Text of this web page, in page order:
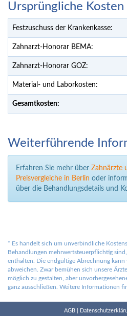
Ursprüngliche Kosten
Festzuschuss der Krankenkasse:
Zahnarzt-Honorar BEMA:
Zahnarzt-Honorar GOZ:
Material- und Laborkosten:
Gesamtkosten:
Weiterführende
Erfahren Sie mehr über Zahnärzte
Preisvergleiche in Berlin oder
über die Behandlungsdetails und
* Es handelt sich um unverbindliche
Behandlungen mehrwertsteuerpflichtig
enthalten. Die endgültige Abrechnung kann
abweichen. Zwar bemühen sich unsere
möglich zu gestalten, aber
ganz ausschließen. Weitere Informationen
AGB|